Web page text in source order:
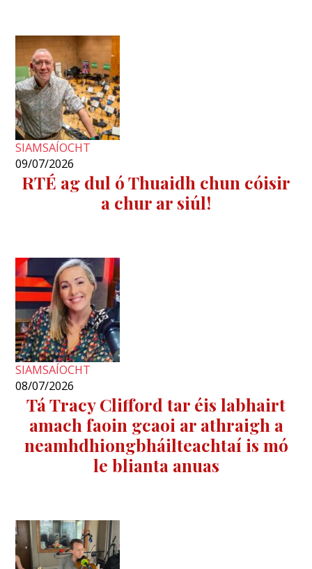
SIAMSAÍOCHT
09/07/2026
RTÉ ag dul ó Thuaidh chun cóisir
a chur ar siúl!
SIAMSAÍOCHT
08/07/2026
Tá Tracy Clifford tar éis labhairt
amach faoin gcaoi ar athraigh a
neamhdhiongbháilteachtaí is mó
le blianta anuas